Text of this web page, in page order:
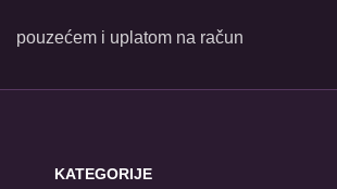
pouzećem i uplatom na račun
KATEGORIJE